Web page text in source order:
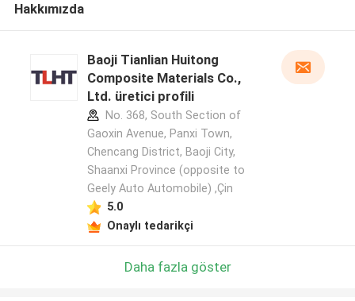
Hakkımızda
Baoji Tianlian Huitong
Composite Materials Co.,
Ltd. üretici profili
No. 368, South Section of
Gaoxin Avenue, Panxi Town,
Chencang District, Baoji City,
Shaanxi Province (opposite to
Geely Auto Automobile) ,Çin
5.0
Onaylı tedarikçi
Daha fazla göster